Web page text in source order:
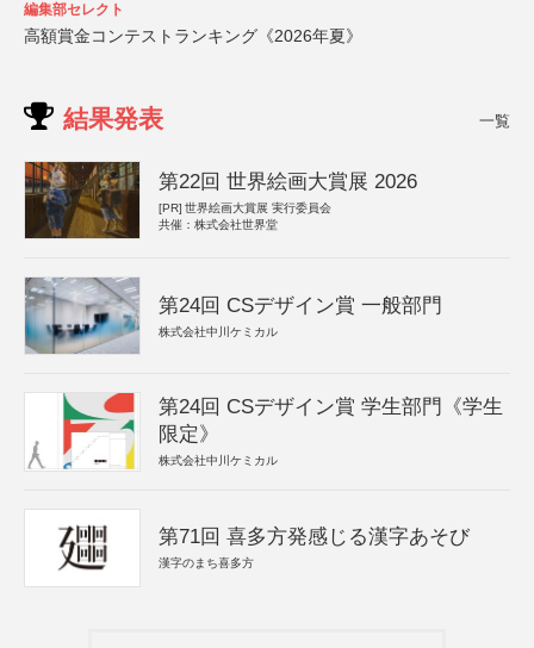
編集部セレクト
高額賞金コンテストランキング《2026年夏》
結果発表 一覧
第22回 世界絵画大賞展 2026
[PR] 世界絵画大賞展 実行委員会
共催：株式会社世界堂
第24回 CSデザイン賞 一般部門
株式会社中川ケミカル
第24回 CSデザイン賞 学生部門《学生
限定》
株式会社中川ケミカル
第71回 喜多方発感じる漢字あそび
漢字のまち喜多方